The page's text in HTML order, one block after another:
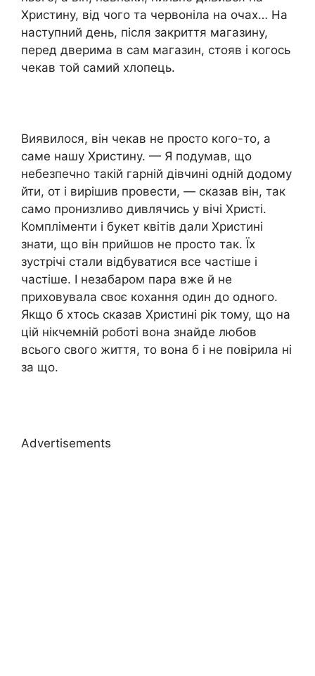
Христину, від чого та червоніла на очах… На
наступний день, після закриття магазину,
перед дверима в сам магазин, стояв і когось
чекав той самий хлопець.
Виявилося, він чекав не просто кого-то, а
саме нашу Христину. — Я подумав, що
небезпечно такій гарній дівчині одній додому
йти, от і вирішив провести, — сказав він, так
само пронизливо дивлячись у вічі Христі.
Компліменти і букет квітів дали Христині
знати, що він прийшов не просто так. Їх
зустрічі стали відбуватися все частіше і
частіше. І незабаром пара вже й не
приховувала своє кохання один до одного.
Якщо б хтось сказав Христині рік тому, що на
цій нікчемній роботі вона знайде любов
всього свого життя, то вона б і не повірила ні
за що.
Advertisements